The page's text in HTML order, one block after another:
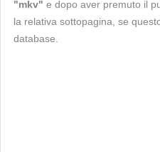
"mkv" e dopo aver premuto il
la relativa sottopagina, se
database.